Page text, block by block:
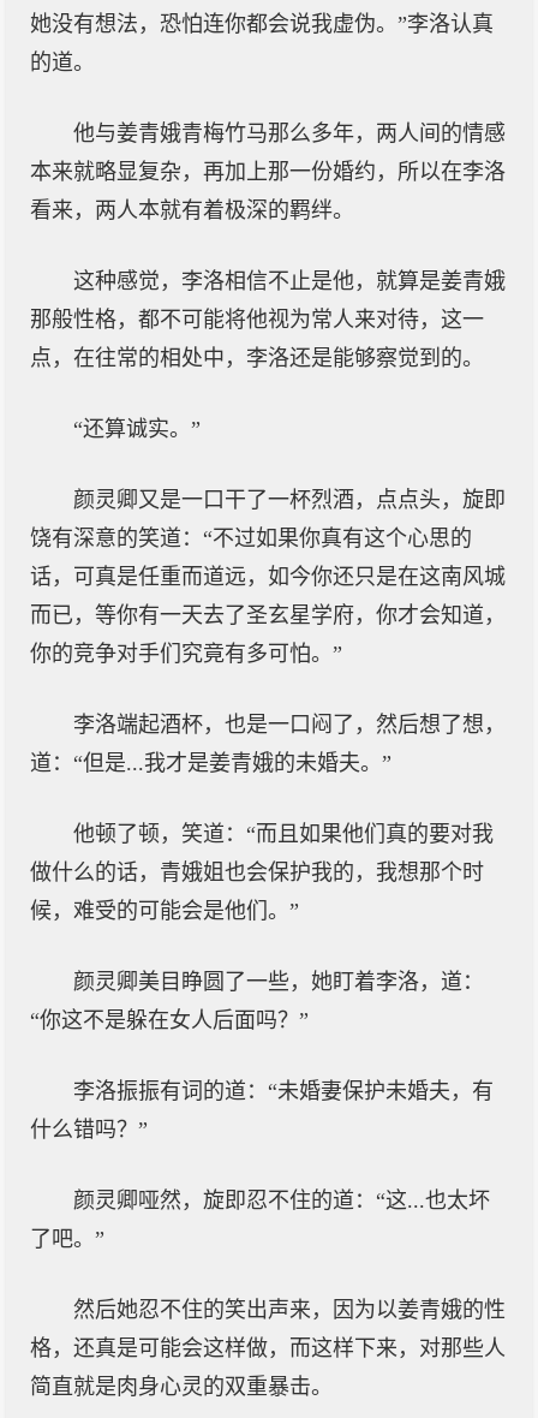
她没有想法，恐怕连你都会说我虚伪。”李洛认真
的道。
他与姜青娥青梅竹马那么多年，两人间的情感
本来就略显复杂，再加上那一份婚约，所以在李洛
看来，两人本就有着极深的羁绊。
这种感觉，李洛相信不止是他，就算是姜青娥
那般性格，都不可能将他视为常人来对待，这一
点，在往常的相处中，李洛还是能够察觉到的。
“还算诚实。”
颜灵卿又是一口干了一杯烈酒，点点头，旋即
饶有深意的笑道：“不过如果你真有这个心思的
话，可真是任重而道远，如今你还只是在这南风城
而已，等你有一天去了圣玄星学府，你才会知道，
你的竞争对手们究竟有多可怕。”
李洛端起酒杯，也是一口闷了，然后想了想，
道：“但是...我才是姜青娥的未婚夫。”
他顿了顿，笑道：“而且如果他们真的要对我
做什么的话，青娥姐也会保护我的，我想那个时
候，难受的可能会是他们。”
颜灵卿美目睁圆了一些，她盯着李洛，道：
“你这不是躲在女人后面吗？”
李洛振振有词的道：“未婚妻保护未婚夫，有
什么错吗？”
颜灵卿哑然，旋即忍不住的道：“这...也太坏
了吧。”
然后她忍不住的笑出声来，因为以姜青娥的性
格，还真是可能会这样做，而这样下来，对那些人
简直就是肉身心灵的双重暴击。